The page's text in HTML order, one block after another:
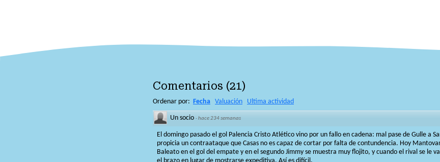
Comentarios (21)
Ordenar por: Fecha Valuación Ultima actividad
Un socio ·hace 234 semanas
El domingo pasado el gol Palencia Cristo Atlético vino por un fallo en cadena: mal pase de Gulle a
propicia un contraataque que Casas no es capaz de cortar por falta de contundencia. Hoy
Baleato en el gol del empate y en el segundo Jimmy se muestra muy flojito, y cuando el rival se le
el brazo en lugar de mostrarse expeditiva. Así es difícil.